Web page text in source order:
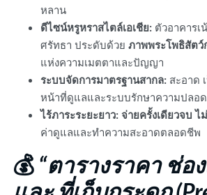
หลาน
ดีไซน์หรูหราสไตล์เอเชีย: ตัวอาคารเ
ศรัทธา ประดับด้วย ภาพพระโพธิสัตว์
แห่งความเมตตาและปัญญา
ระบบจัดการมาตรฐานสากล: สะอาด
หน้าที่ดูแลและระบบรักษาความปลอ
ไร้ภาระระยะยาว: จ่ายครั้งเดียวจบ ไ
ค่าดูแลและทำความสะอาดตลอดชีพ
💰 “ตารางราคา ช่อ